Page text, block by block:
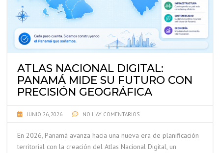
ATLAS NACIONAL DIGITAL:
PANAMÁ MIDE SU FUTURO CON
PRECISIÓN GEOGRÁFICA
JUNIO 26, 2026 NO HAY COMENTARIOS
En 2026, Panamá avanza hacia una nueva era de planificación
territorial con la creación del Atlas Nacional Digital, un